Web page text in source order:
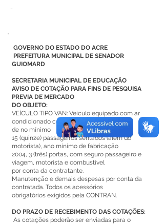
-
GOVERNO DO ESTADO DO ACRE
PREFEITURA MUNICIPAL DE SENADOR
GUIOMARD
SECRETARIA MUNICIPAL DE EDUCAÇÃO
AVISO DE COTAÇÃO PARA FINS DE PESQUISA
PREVIA DE MERCADO
DO OBJETO:
VEÍCULO TIPO VAN: Veículo equipado com ar
condicionado com capacidade
de no mínimo
15 (quinze) passageiros sentados (além do
motorista), ano mínimo de fabricação
2004, 3 (três) portas, com seguro passageiro e
viagem, motorista e combustível
por conta da contratante.
Manutenção e demais despesas por conta da
contratada. Todos os acessórios
obrigatórios exigidos pela CONTRAN.
DO PRAZO DE RECEBIMENTO DAS COTAÇÕES:
As cotações poderão ser enviadas para o